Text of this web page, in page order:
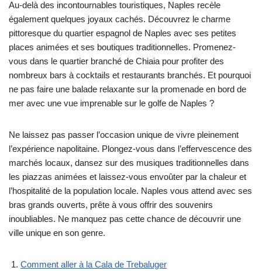
Au-delà des incontournables touristiques, Naples recèle
également quelques joyaux cachés. Découvrez le charme
pittoresque du quartier espagnol de Naples avec ses petites
places animées et ses boutiques traditionnelles. Promenez-
vous dans le quartier branché de Chiaia pour profiter des
nombreux bars à cocktails et restaurants branchés. Et pourquoi
ne pas faire une balade relaxante sur la promenade en bord de
mer avec une vue imprenable sur le golfe de Naples ?
Ne laissez pas passer l’occasion unique de vivre pleinement
l’expérience napolitaine. Plongez-vous dans l’effervescence des
marchés locaux, dansez sur des musiques traditionnelles dans
les piazzas animées et laissez-vous envoûter par la chaleur et
l’hospitalité de la population locale. Naples vous attend avec ses
bras grands ouverts, prête à vous offrir des souvenirs
inoubliables. Ne manquez pas cette chance de découvrir une
ville unique en son genre.
Comment aller à la Cala de Trebaluger